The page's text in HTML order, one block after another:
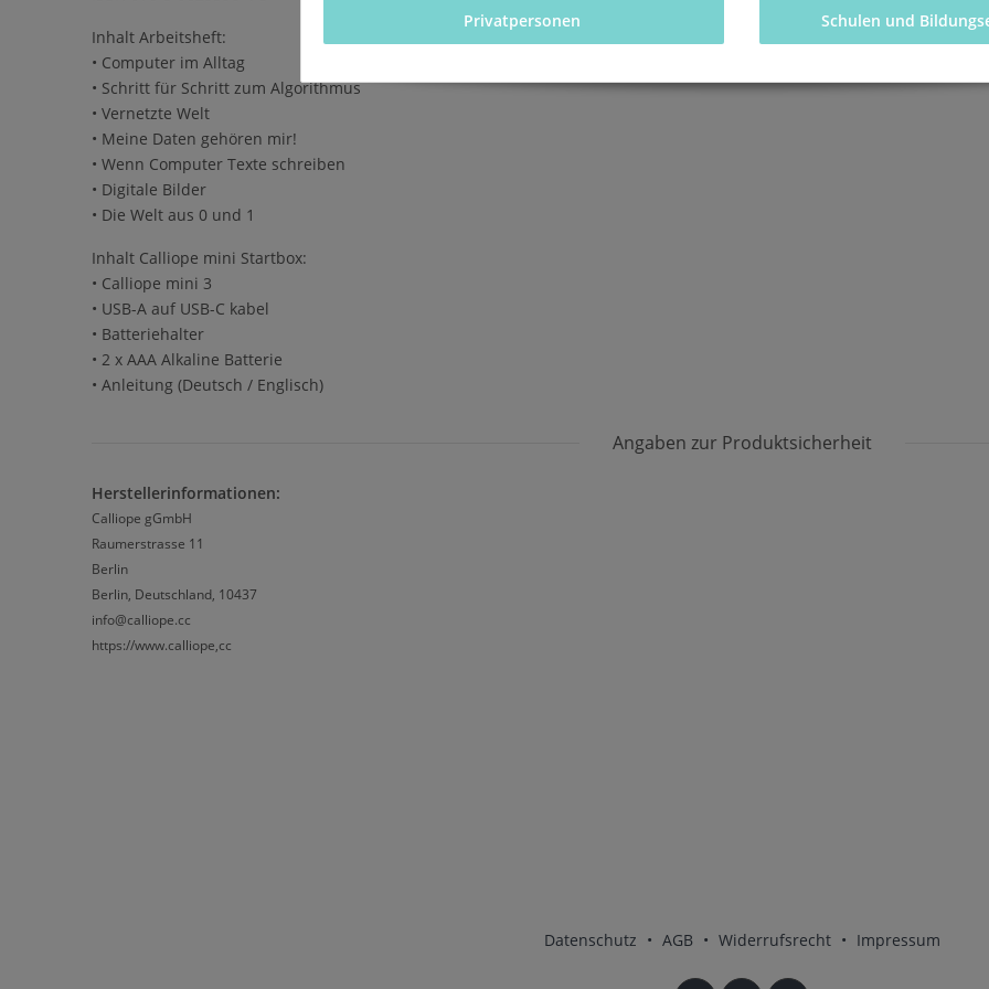
Inhalt Arbeitsheft:
• Computer im Alltag
• Schritt für Schritt zum Algorithmus
• Vernetzte Welt
• Meine Daten gehören mir!
• Wenn Computer Texte schreiben
• Digitale Bilder
• Die Welt aus 0 und 1
Inhalt Calliope mini Startbox:
• Calliope mini 3
• USB-A auf USB-C kabel
• Batteriehalter
• 2 x AAA Alkaline Batterie
• Anleitung (Deutsch / Englisch)
Angaben zur Produktsicherheit
Herstellerinformationen:
Calliope gGmbH
Raumerstrasse 11
Berlin
Berlin, Deutschland, 10437
info@calliope.cc
https://www.calliope,cc
Datenschutz • AGB • Widerrufsrecht • Impressum
Privatpersonen Schulen und